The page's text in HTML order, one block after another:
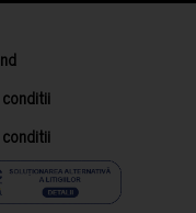
conditii
conditii